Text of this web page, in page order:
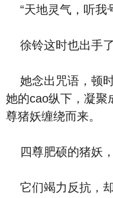
“天地灵气，听我
徐铃这时也出手了
她念出咒语，顿
她的cao纵下，凝聚
尊猪妖缠绕而来。
四尊肥硕的猪妖，
它们竭力反抗，